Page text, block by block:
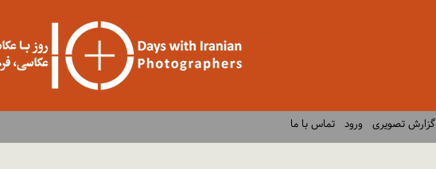
گزارش تصویری ورود تماس با ما